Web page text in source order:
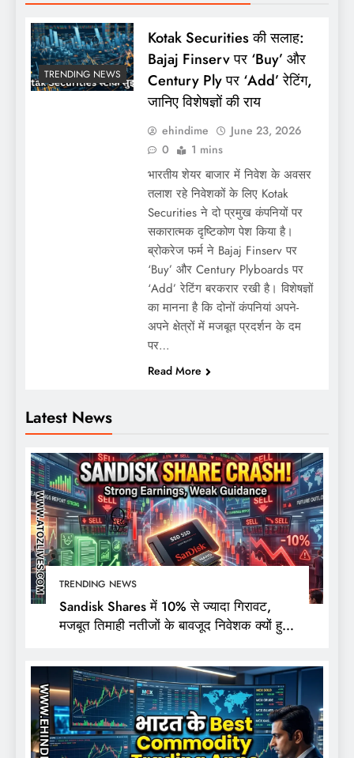
Latest News
TRENDING NEWS
Sandisk Shares में 10% से ज्यादा गिरावट,
मजबूत तिमाही नतीजों के बावजूद निवेशक क्यों हुए
TRENDING NEWS
Kotak Securities की सलाह:
Bajaj Finserv पर ‘Buy’ और
Century Ply पर ‘Add’ रेटिंग,
जानिए विशेषज्ञों की राय
ehindime
June 23, 2026
0
1 mins
भारतीय शेयर बाजार में निवेश के अवसर
तलाश रहे निवेशकों के लिए Kotak
Securities ने दो प्रमुख कंपनियों पर
सकारात्मक दृष्टिकोण पेश किया है।
ब्रोकरेज फर्म ने Bajaj Finserv पर
‘Buy’ और Century Plyboards पर
‘Add’ रेटिंग बरकरार रखी है। विशेषज्ञों
का मानना है कि दोनों कंपनियां अपने-
अपने क्षेत्रों में मजबूत प्रदर्शन के दम
पर…
Read More